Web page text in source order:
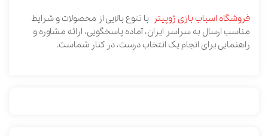
فروشگاه اسباب بازی ژوپیتر با تنوع بالایی از محصولات و شرایط
مناسب ارسال به سراسر ایران، آماده پاسخگویی، ارائه مشاوره و
راهنمایی برای انجام یک انتخاب درست، در کنار شماست.